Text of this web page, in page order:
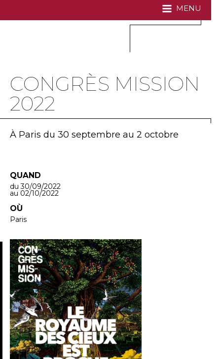
MENU
CONGRÈS MISSION
2022
À Paris du 30 septembre au 2 octobre
QUAND
du 30/09/2022
au 02/10/2022
OÙ
Paris